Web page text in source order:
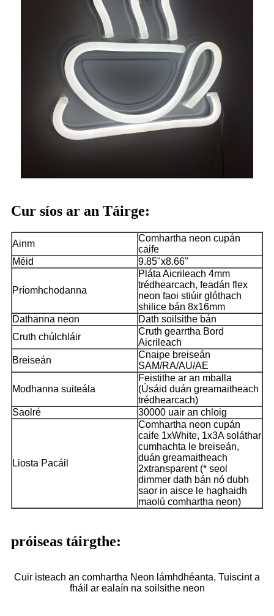
Cur síos ar an Táirge:
Ainm
Comhartha neon cupán
caife
Méid
9.85"x8.66"
Príomhchodanna
Pláta Aicrileach 4mm
trédhearcach, feadán flex
neon faoi stiúir glóthach
shilice bán 8x16mm
Dathanna neon
Dath soilsithe bán
Cruth chúlchláir
Cruth gearrtha Bord
Aicrileach
Breiseán
Cnaipe breiseán
SAM/RA/AU/AE
Modhanna suiteála
Feistithe ar an mballa
(Úsáid duán greamaitheach
trédhearcach)
Saolré
30000 uair an chloig
Liosta Pacáil
Comhartha neon cupán
caife 1xWhite, 1x3A soláthar
cumhachta le breiseán,
duán greamaitheach
2xtransparent (* seol
dimmer dath bán nó dubh
saor in aisce le haghaidh
maolú comhartha neon)
próiseas táirgthe:
Cuir isteach an comhartha Neon lámhdhéanta, Tuiscint a
fháil ar ealaín na soilsithe neon